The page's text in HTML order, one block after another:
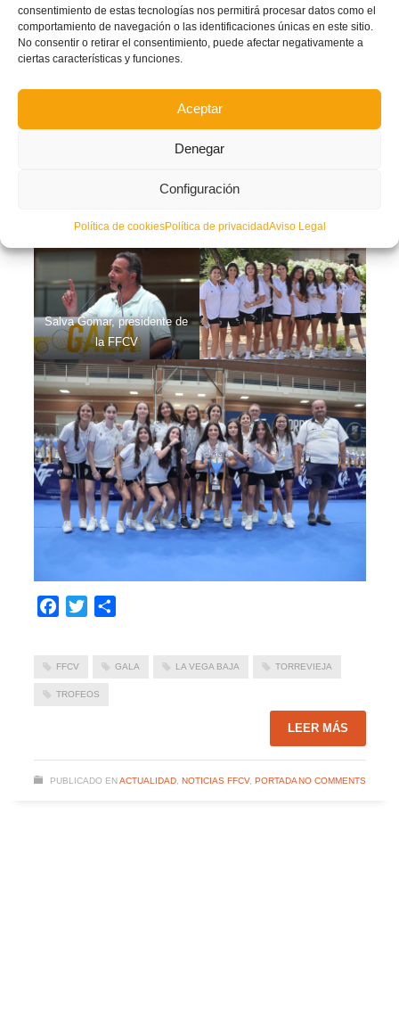
consentimiento de estas tecnologías nos permitirá procesar datos como el
comportamiento de navegación o las identificaciones únicas en este sitio.
No consentir o retirar el consentimiento, puede afectar negativamente a
ciertas características y funciones.
Aceptar
Denegar
Configuración
Política de cookiesPolítica de privacidadAviso Legal
Deportes de Torrevieja
Salva Gomar, presidente de
la FFCV
Facebook
Twitter
FFCV GALA LA VEGA BAJA TORREVIEJA
TROFEOS
LEER MÁS
PUBLICADO EN ACTUALIDAD, NOTICIAS FFCV, PORTADANO COMMENTS